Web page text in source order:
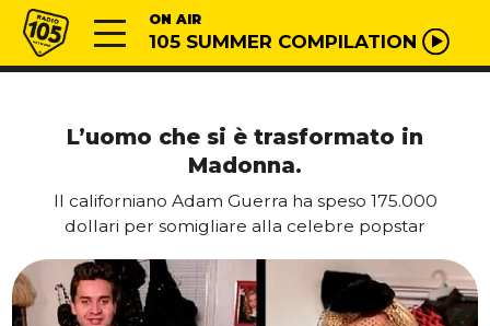
Vai al contenuto
Radio 105 ON AIR
105 SUMMER COMPILATION
L’uomo che si è trasformato in
Madonna.
Il californiano Adam Guerra ha speso 175.000
dollari per somigliare alla celebre popstar